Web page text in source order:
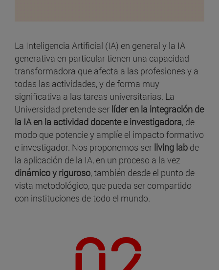
La Inteligencia Artificial (IA) en general y la IA
generativa en particular tienen una capacidad
transformadora que afecta a las profesiones y a
todas las actividades, y de forma muy
significativa a las tareas universitarias. La
Universidad pretende ser líder en la integración de
la IA en la actividad docente e investigadora, de
modo que potencie y amplíe el impacto formativo
e investigador. Nos proponemos ser living lab de
la aplicación de la IA, en un proceso a la vez
dinámico y riguroso, también desde el punto de
vista metodológico, que pueda ser compartido
con instituciones de todo el mundo.